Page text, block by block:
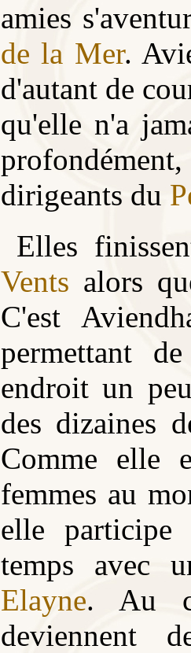
amies
de la Mer.
d'autant de
qu'elle n'a
dirigeants du
Elles
Vents alors
C'est
permettant
endroit un
des dizaines
Comme elle
femmes au
elle
temps avec
Elayne. Au
deviennent